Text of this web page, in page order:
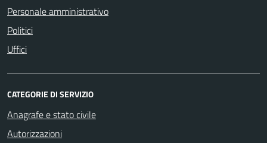
Personale amministrativo
Politici
Uffici
CATEGORIE DI SERVIZIO
Anagrafe e stato civile
Autorizzazioni